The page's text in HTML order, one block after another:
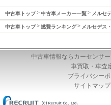
中古車トップ 中古車メーカー一覧 メルセ
中古車トップ 燃費ランキング メルセデス
中古車情報ならカーセンサー
車買取・車査
プライバシー
サイトマップ